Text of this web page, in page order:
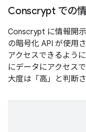
Conscrypt での
Conscrypt に情報開
の暗号化 API が使用
アクセスできるよう
にデータにアクセス
大度は「高」と判断さ